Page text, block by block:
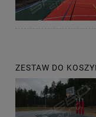
ZESTAW DO